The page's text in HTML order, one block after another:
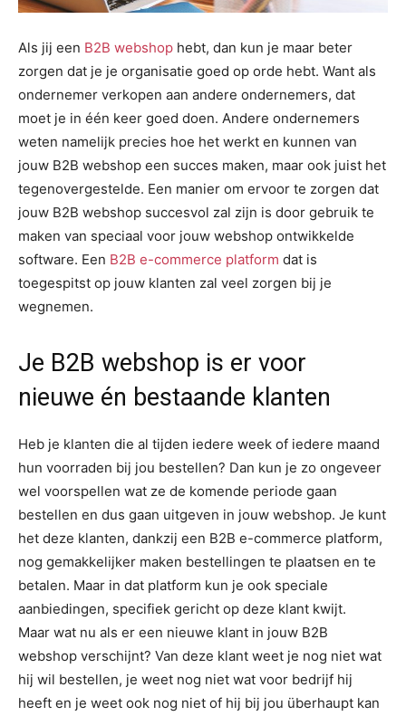
Als jij een B2B webshop hebt, dan kun je maar beter
zorgen dat je je organisatie goed op orde hebt. Want als
ondernemer verkopen aan andere ondernemers, dat
moet je in één keer goed doen. Andere ondernemers
weten namelijk precies hoe het werkt en kunnen van
jouw B2B webshop een succes maken, maar ook juist het
tegenovergestelde. Een manier om ervoor te zorgen dat
jouw B2B webshop succesvol zal zijn is door gebruik te
maken van speciaal voor jouw webshop ontwikkelde
software. Een B2B e-commerce platform dat is
toegespitst op jouw klanten zal veel zorgen bij je
wegnemen.
Je B2B webshop is er voor
nieuwe én bestaande klanten
Heb je klanten die al tijden iedere week of iedere maand
hun voorraden bij jou bestellen? Dan kun je zo ongeveer
wel voorspellen wat ze de komende periode gaan
bestellen en dus gaan uitgeven in jouw webshop. Je kunt
het deze klanten, dankzij een B2B e-commerce platform,
nog gemakkelijker maken bestellingen te plaatsen en te
betalen. Maar in dat platform kun je ook speciale
aanbiedingen, specifiek gericht op deze klant kwijt.
Maar wat nu als er een nieuwe klant in jouw B2B
webshop verschijnt? Van deze klant weet je nog niet wat
hij wil bestellen, je weet nog niet wat voor bedrijf hij
heeft en je weet ook nog niet of hij bij jou überhaupt kan